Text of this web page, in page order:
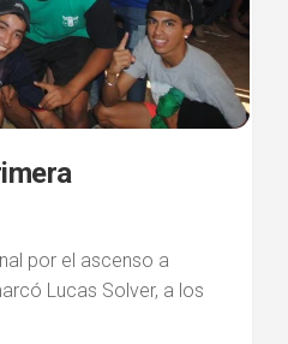
por el ascenso a
Lucas Solver, a los